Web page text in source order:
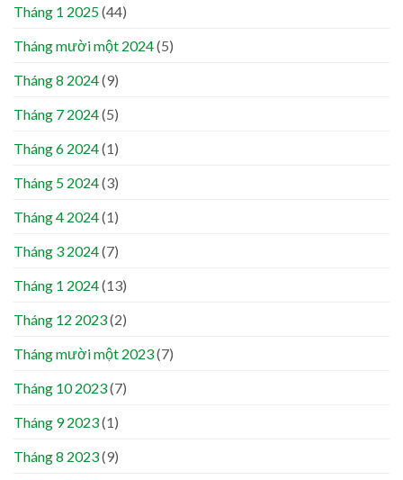
Tháng 1 2025(44)
Tháng mười một 2024(5)
Tháng 8 2024(9)
Tháng 7 2024(5)
Tháng 6 2024(1)
Tháng 5 2024(3)
Tháng 4 2024(1)
Tháng 3 2024(7)
Tháng 1 2024(13)
Tháng 12 2023(2)
Tháng mười một 2023(7)
Tháng 10 2023(7)
Tháng 9 2023(1)
Tháng 8 2023(9)